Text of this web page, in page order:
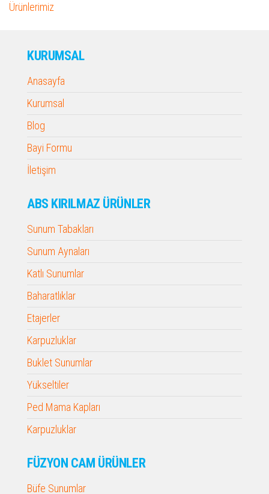
Ürünlerimiz
KURUMSAL
Anasayfa
Kurumsal
Blog
Bayi Formu
İletişim
ABS KIRILMAZ ÜRÜNLER
Sunum Tabakları
Sunum Aynaları
Katlı Sunumlar
Baharatlıklar
Etajerler
Karpuzluklar
Buklet Sunumlar
Yükseltiler
Ped Mama Kapları
Karpuzluklar
FÜZYON CAM ÜRÜNLER
Büfe Sunumlar